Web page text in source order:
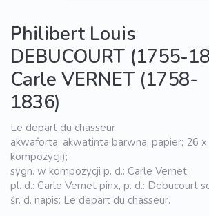
Philibert Louis
DEBUCOURT (1755-
Carle VERNET (1758-
1836)
Le depart du chasseur
akwaforta, akwatinta barwna, papier; 26
kompozycji);
sygn. w kompozycji p. d.: Carle Vernet;
pl. d.: Carle Vernet pinx, p. d.: Debucourt
śr. d. napis: Le depart du chasseur.